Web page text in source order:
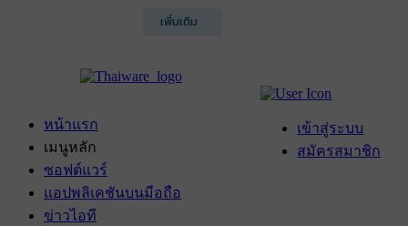
เพิ่มเติม
เข้าสู่ระบบ
สมัครสมาชิก
หน้าแรก
เมนูหลัก
ซอฟต์แวร์
แอปพลิเคชันบนมือถือ
ข่าวไอที